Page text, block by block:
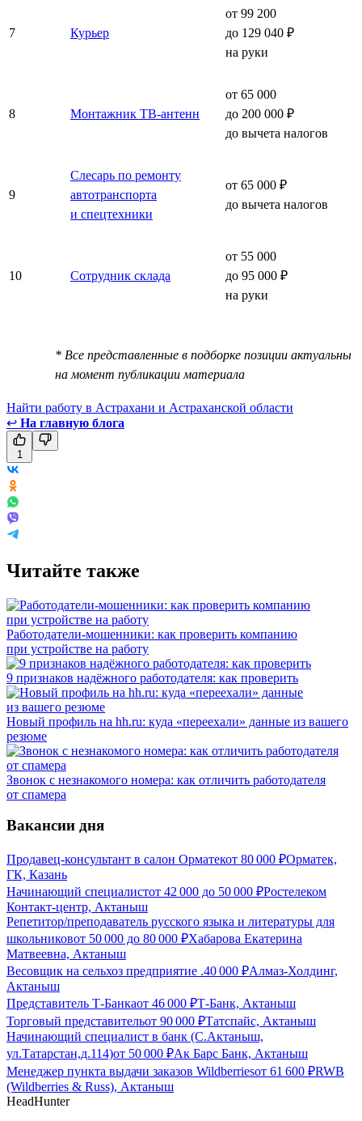
7 Курьер
от 99 200
до 129 040 ₽
на руки
8 Монтажник ТВ-антенн
от 65 000
до 200 000 ₽
до вычета налогов
9
Слесарь по ремонту
автотранспорта
и спецтехники
от 65 000 ₽
до вычета налогов
10 Сотрудник склада
от 55 000
до 95 000 ₽
на руки
* Все представленные в подборке позиции актуальны
на момент публикации материала
Найти работу в Астрахани и Астраханской области
↩ На главную блога
1
Читайте также
Работодатели-мошенники: как проверить компанию
при устройстве на работу
9 признаков надёжного работодателя: как проверить
Новый профиль на hh.ru: куда «переехали» данные из вашего
резюме
Звонок с незнакомого номера: как отличить работодателя
от спамера
Вакансии дня
Продавец-консультант в салон Орматекот 80 000 ₽Орматек,
ГК, Казань
Начинающий специалистот 42 000 до 50 000 ₽Ростелеком
Контакт-центр, Актаныш
Репетитор/преподаватель русского языка и литературы для
школьниковот 50 000 до 80 000 ₽Хабарова Екатерина
Матвеевна, Актаныш
Весовщик на сельхоз предприятие .40 000 ₽Алмаз-Холдинг,
Актаныш
Представитель Т-Банкаот 46 000 ₽Т-Банк, Актаныш
Торговый представительот 90 000 ₽Татспайс, Актаныш
Начинающий специалист в банк (С.Актаныш,
ул.Татарстан,д.114)от 50 000 ₽Ак Барс Банк, Актаныш
Менеджер пункта выдачи заказов Wildberriesот 61 600 ₽RWB
(Wildberries & Russ), Актаныш
HeadHunter